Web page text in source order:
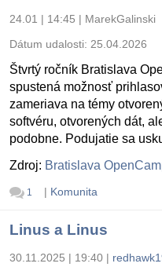
24.01 | 14:45 | MarekGalinski
Dátum udalosti: 25.04.2026
Štvrtý ročník Bratislava
spustená možnosť
zameriava na témy
softvéru, otvorených dát,
podobne. Podujatie sa
Zdroj: Bratislava
1 | Komunita
Linus a Linus
30.11.2025 | 19:40 |